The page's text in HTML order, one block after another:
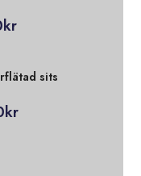
kr
sits
kr